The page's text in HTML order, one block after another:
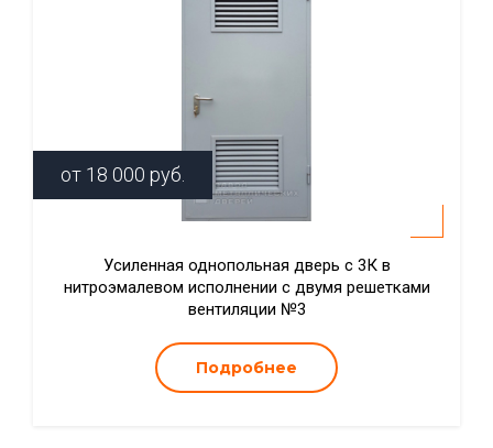
от 18 000 руб.
Усиленная однопольная дверь с 3К в
нитроэмалевом исполнении с двумя решетками
вентиляции №3
Подробнее